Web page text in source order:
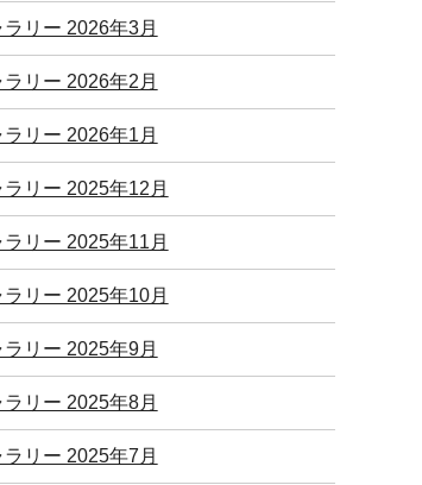
リー 2026年3月
リー 2026年2月
リー 2026年1月
リー 2025年12月
リー 2025年11月
リー 2025年10月
リー 2025年9月
リー 2025年8月
リー 2025年7月